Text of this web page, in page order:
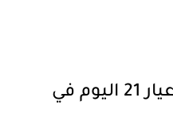
كم سعر جرام الذهب عيار 21 اليوم في